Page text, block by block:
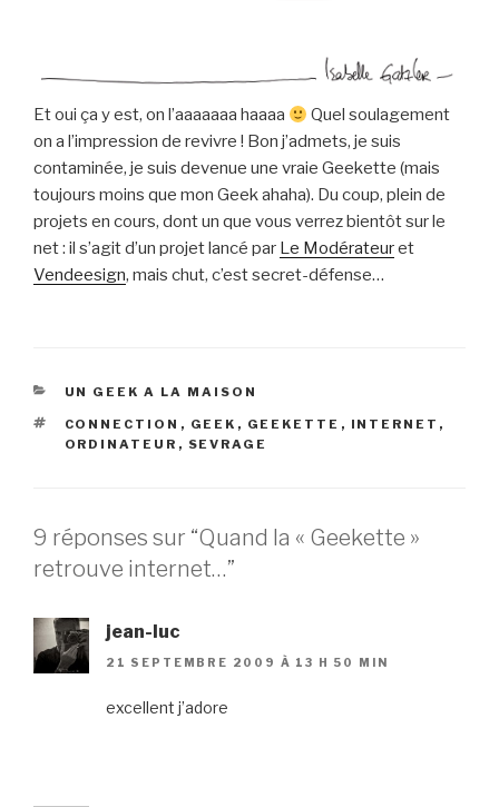
Et oui ça y est, on l’aaaaaaa haaaa
Quel soulagement
on a l’impression de revivre ! Bon j’admets, je suis
contaminée, je suis devenue une vraie Geekette (mais
toujours moins que mon Geek ahaha). Du coup, plein de
projets en cours, dont un que vous verrez bientôt sur le
net : il s’agit d’un projet lancé par Le Modérateuret
Vendeesign, mais chut, c’est secret-défense…
CATÉGORIES
UN GEEK A LA MAISON
ÉTIQUETTES
CONNECTION , GEEK , GEEKETTE , INTERNET ,
ORDINATEUR , SEVRAGE
9 réponses sur “Quand la « Geekette »
retrouve internet…”
jean-luc
21 SEPTEMBRE 2009 À 13 H 50 MIN
excellent j’adore